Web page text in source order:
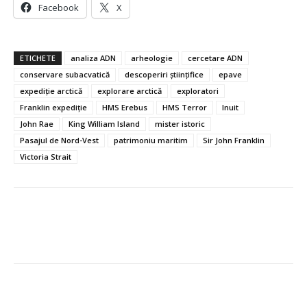
Facebook X
ETICHETE analiza ADN arheologie
cercetare ADN
conservare subacvatică
descoperiri științifice
epave
expediție arctică
explorare arctică
exploratori
Franklin expediție
HMS Erebus HMS Terror
Inuit
John Rae
King William Island
mister istoric
Pasajul de Nord-Vest
patrimoniu maritim
Sir John Franklin
Victoria Strait